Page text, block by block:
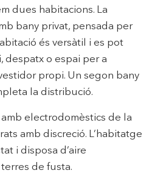
dues habitacions. La
bany privat, pensada per
és versàtil i es pot
despatx o espai per a
propi. Un segon bany
la distribució.
electrodomèstics de la
amb discreció. L’habitatge
i disposa d’aire
de fusta.